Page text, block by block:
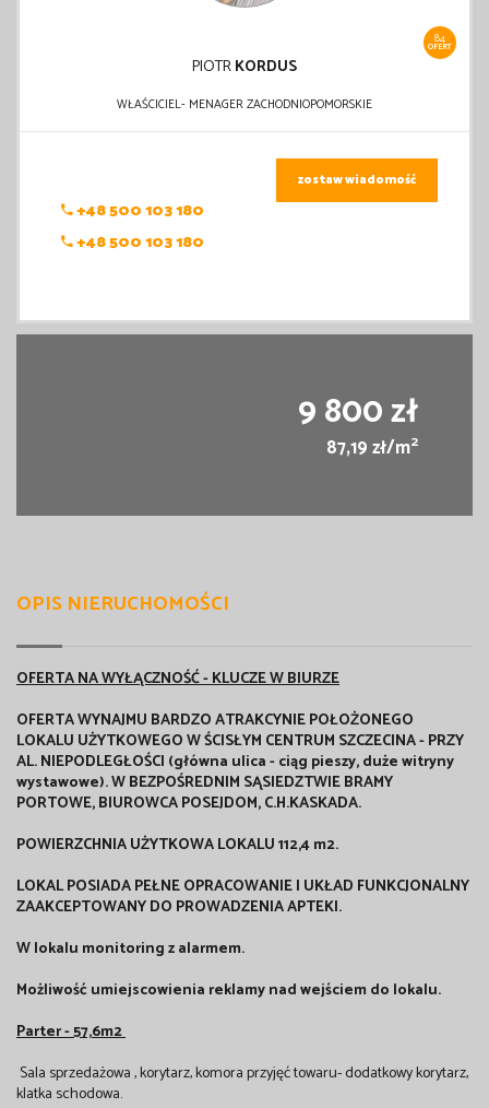
84
OFERT
PIOTRKORDUS
WŁAŚCICIEL- MENAGER ZACHODNIOPOMORSKIE
+48 500 103 180
+48 500 103 180
zostaw wiadomość
9 800 zł
87,19 zł/m2
OPIS NIERUCHOMOŚCI
OFERTA NA WYŁĄCZNOŚĆ - KLUCZE W BIURZE
OFERTA WYNAJMU BARDZO ATRAKCYNIE POŁOŻONEGO
LOKALU UŻYTKOWEGO W ŚCISŁYM CENTRUM SZCZECINA - PRZY
AL. NIEPODLEGŁOŚCI (główna ulica - ciąg pieszy, duże witryny
wystawowe). W BEZPOŚREDNIM SĄSIEDZTWIE BRAMY
PORTOWE, BIUROWCA POSEJDOM, C.H.KASKADA.
POWIERZCHNIA UŻYTKOWA LOKALU 112,4 m2.
LOKAL POSIADA PEŁNE OPRACOWANIE I UKŁAD FUNKCJONALNY
ZAAKCEPTOWANY DO PROWADZENIA APTEKI.
W lokalu monitoring z alarmem.
Możliwość umiejscowienia reklamy nad wejściem do lokalu.
Parter- 57,6m2
Sala sprzedażowa ,korytarz,komora przyjęć towaru- dodatkowy korytarz,
klatka schodowa.